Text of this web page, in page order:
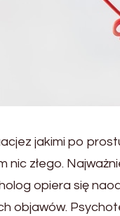
jakimi po
nic złego.
opiera się
objawów.